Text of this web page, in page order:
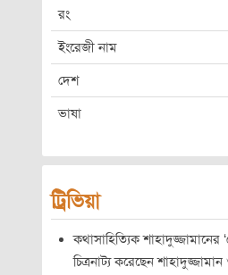
রং
ইংরেজী নাম
দেশ
ভাষা
ট্রিভিয়া
কথাসাহিত্যিক
চিত্রনাট্য করেছেন